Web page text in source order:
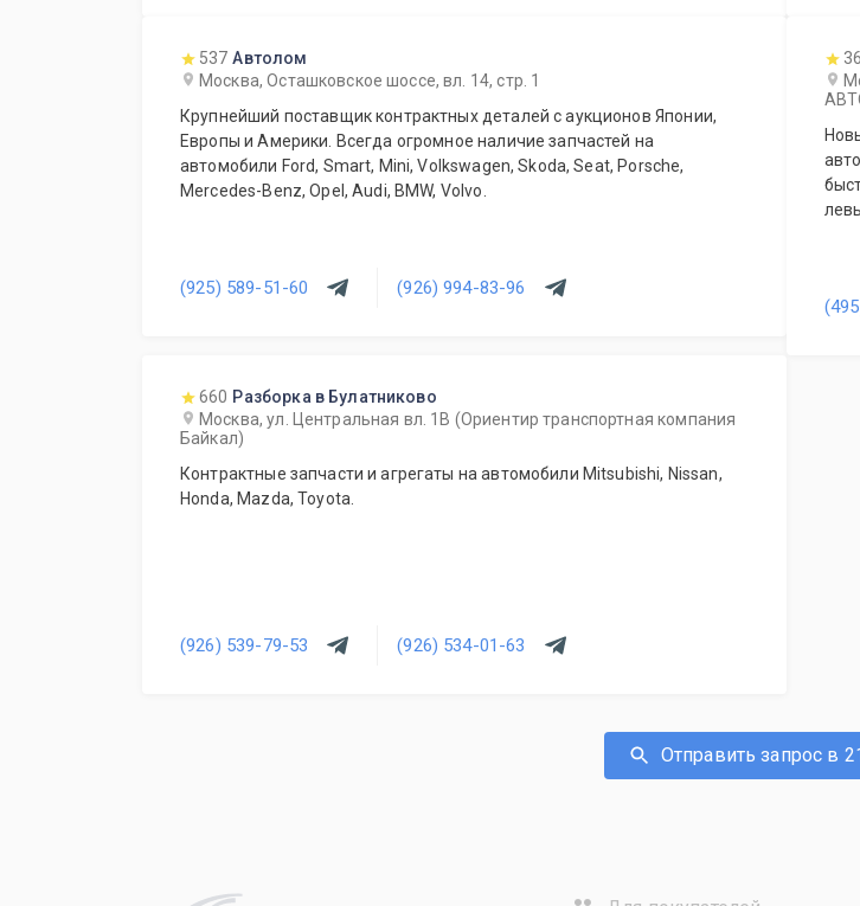
537 Автолом
Москва, Осташковское шоссе, вл. 14, стр. 1
Крупнейший поставщик контрактных деталей с аукционов Японии,
Европы и Америки. Всегда огромное наличие запчастей на
автомобили Ford, Smart, Mini, Volkswagen, Skoda, Seat, Porsche,
Mercedes-Benz, Opel, Audi, BMW, Volvo.
(925) 589-51-60 (926) 994-83-96
автомобили. Мы
660 Разборка в Булатниково
Москва, ул. Центральная вл. 1В (Ориентир транспортная компания
Байкал)
Контрактные запчасти и агрегаты на автомобили Mitsubishi, Nissan,
Honda, Mazda, Toyota.
(926) 539-79-53 (926) 534-01-63
Отправить запрос в